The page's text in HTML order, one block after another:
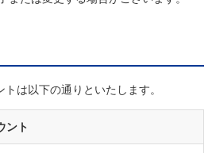
は以下の通りといたします。
ント